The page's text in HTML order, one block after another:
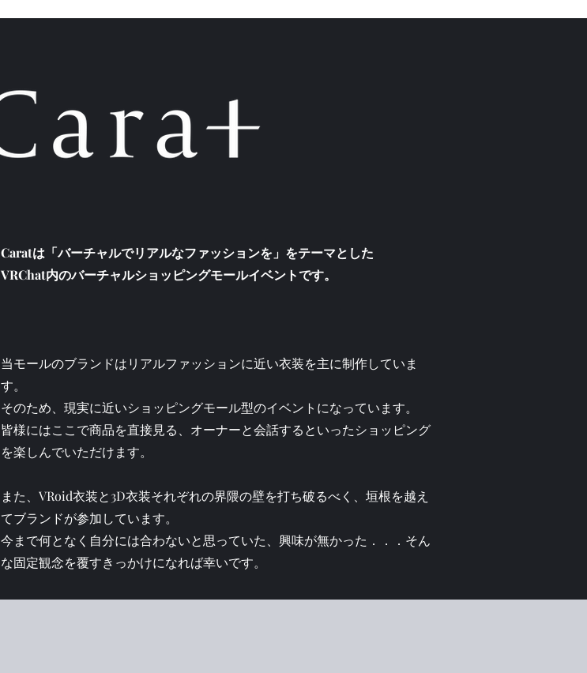
Caratは「バーチャルでリアルなファッションを」をテーマとした
VRChat内のバーチャルショッピングモールイベントです。
当モールのブランドはリアルファッションに近い衣装を主に制作していま
す。
​そのため、現実に近いショッピングモール型のイベントになっています。
皆様にはここで商品を直接見る、オーナーと会話するといったショッピング
を楽しんでいただけます。
また、VRoid衣装と3D衣装それぞれの界隈の壁を打ち破るべく、垣根を越え
てブランドが参加しています。
今まで何となく自分には合わないと思っていた、興味が無かった．．．そん
な固定観念を覆すきっかけになれば幸いです。